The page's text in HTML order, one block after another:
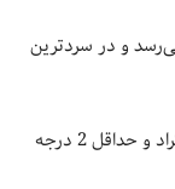
و در سردترین
روز یکشنبه نیز حداکثر دمای هوا 13 درجه سانتی‌گراد و حداقل 2 درجه